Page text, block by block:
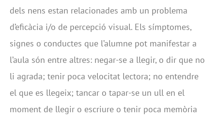
dels nens estan relacionades amb un problema
d’eficàcia i/o de percepció visual. Els símptomes,
signes o conductes que l’alumne pot manifestar a
l’aula són entre altres: negar-se a llegir, o dir que no
li agrada; tenir poca velocitat lectora; no entendre
el que es llegeix; tancar o tapar-se un ull en el
moment de llegir o escriure o tenir poca memòria